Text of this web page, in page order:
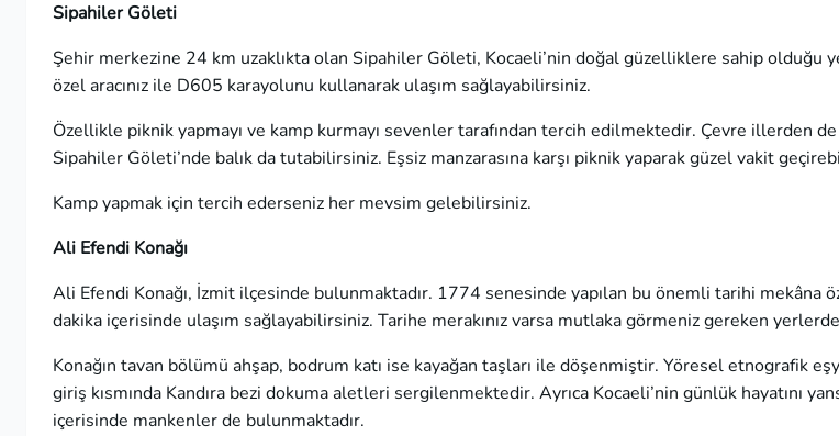
Sipahiler Göleti
Şehir merkezine 24 km uzaklıkta olan Sipahiler Göleti, Kocaeli’nin doğal güzelliklere sahip olduğu
özel aracınız ile D605 karayolunu kullanarak ulaşım sağlayabilirsiniz.
Özellikle piknik yapmayı ve kamp kurmayı sevenler tarafından tercih edilmektedir. Çevre illerden
Sipahiler Göleti’nde balık da tutabilirsiniz. Eşsiz manzarasına karşı piknik yaparak güzel vakit
Kamp yapmak için tercih ederseniz her mevsim gelebilirsiniz.
Ali Efendi Konağı
Ali Efendi Konağı, İzmit ilçesinde bulunmaktadır. 1774 senesinde yapılan bu önemli tarihi mekâna
dakika içerisinde ulaşım sağlayabilirsiniz. Tarihe merakınız varsa mutlaka görmeniz gereken
Konağın tavan bölümü ahşap, bodrum katı ise kayağan taşları ile döşenmiştir. Yöresel etnografik
giriş kısmında Kandıra bezi dokuma aletleri sergilenmektedir. Ayrıca Kocaeli’nin günlük hayatını
içerisinde mankenler de bulunmaktadır.